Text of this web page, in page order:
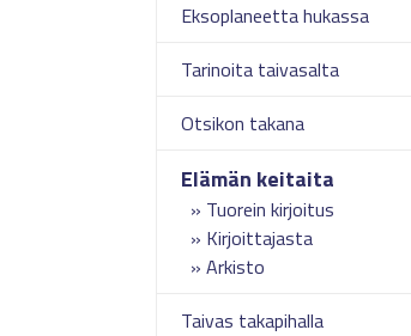
Eksoplaneetta hukassa
Tarinoita taivasalta
Otsikon takana
Elämän keitaita
Tuorein kirjoitus
Kirjoittajasta
Arkisto
Taivas takapihalla